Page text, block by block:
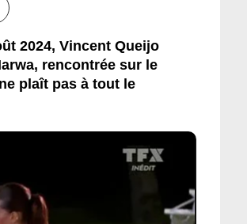
cet article
2024, Vincent Queijo
rencontrée sur le
plaît pas à tout le